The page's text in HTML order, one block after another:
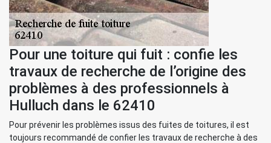
Pour une toiture qui fuit : confie les
travaux de recherche de l’origine des
problèmes à des professionnels à
Hulluch dans le 62410
Pour prévenir les problèmes issus des fuites de toitures, il est
toujours recommandé de confier les travaux de recherche à des